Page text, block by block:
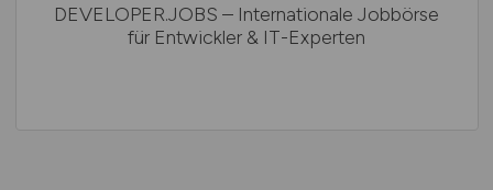
DEVELOPER.JOBS – Internationale Jobbörse
für Entwickler & IT-Experten